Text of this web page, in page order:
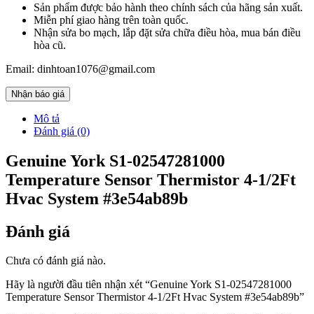
Sản phẩm được bảo hành theo chính sách của hãng sản xuất.
Miễn phí giao hàng trên toàn quốc.
Nhận sửa bo mạch, lắp đặt sửa chữa điều hòa, mua bán điều
hòa cũ.
Email: dinhtoan1076@gmail.com
Nhận báo giá
Mô tả
Đánh giá (0)
Genuine York S1-02547281000
Temperature Sensor Thermistor 4-1/2Ft
Hvac System #3e54ab89b
Đánh giá
Chưa có đánh giá nào.
Hãy là người đầu tiên nhận xét “Genuine York S1-02547281000
Temperature Sensor Thermistor 4-1/2Ft Hvac System #3e54ab89b”